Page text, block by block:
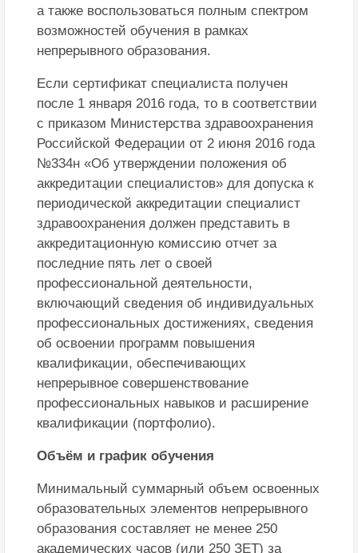
а также воспользоваться полным спектром
возможностей обучения в рамках
непрерывного образования.
Если сертификат специалиста получен
после 1 января 2016 года, то в соответствии
с приказом Министерства здравоохранения
Российской Федерации от 2 июня 2016 года
№334н «Об утверждении положения об
аккредитации специалистов» для допуска к
периодической аккредитации специалист
здравоохранения должен представить в
аккредитационную комиссию отчет за
последние пять лет о своей
профессиональной деятельности,
включающий сведения об индивидуальных
профессиональных достижениях, сведения
об освоении программ повышения
квалификации, обеспечивающих
непрерывное совершенствование
профессиональных навыков и расширение
квалификации (портфолио).
Объём и график обучения
Минимальный суммарный объем освоенных
образовательных элементов непрерывного
образования составляет не менее 250
академических часов (или 250 ЗЕТ) за